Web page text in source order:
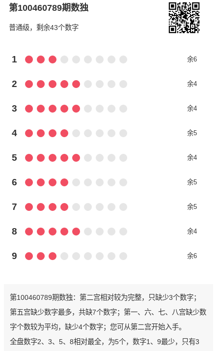
第100460789期数独
普通级，剩余43个数字
1 余6
2 余4
3 余4
4 余5
5 余4
6 余5
7 余5
8 余4
9 余6
第100460789期数独：第二宫相对较为完整，只缺少3个数字；
第五宫缺少数字最多，共缺7个数字；第一、六、七、八宫缺少数
字个数较为平均，缺少4个数字；您可从第二宫开始入手。
全盘数字2、3、5、8相对最全，为5个，数字1、9最少，只有3